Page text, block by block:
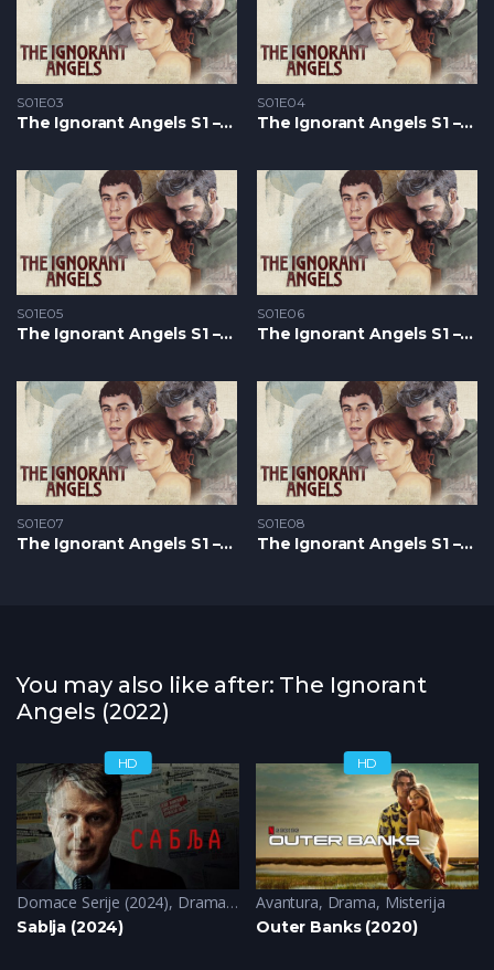
S01E03
The Ignorant Angels S1 – Epizoda 03
S01E04
The Ignorant Angels S1 – Epizoda 04
S01E05
The Ignorant Angels S1 – Epizoda 05
S01E06
The Ignorant Angels S1 – Epizoda 06
S01E07
The Ignorant Angels S1 – Epizoda 07
S01E08
The Ignorant Angels S1 – Epizoda 08
You may also like after: The Ignorant
Angels (2022)
HD
Domace Serije (2024), Drama,Krimi,Triler
Sablja (2024)
HD
Avantura, Drama, Misterija
Outer Banks (2020)